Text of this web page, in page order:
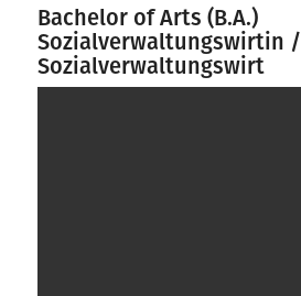
Bachelor of Arts (B.A.)
Sozialverwaltungswirtin /
Sozialverwaltungswirt